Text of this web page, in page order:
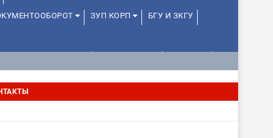
ЗУП КОРП БГУ И ЗКГУ